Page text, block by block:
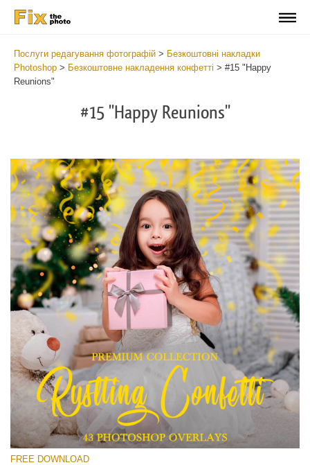
Послуги редагування фотографій > Безкоштовні накладки
Photoshop > Безкоштовне накладення конфетті > #15 "Happy
Reunions"
#15 "Happy Reunions"
Please select
Free Confetti Overlay #15
Small 800*533px
Rustling Confetti
(43 Overlays)
FREE DOWNLOAD